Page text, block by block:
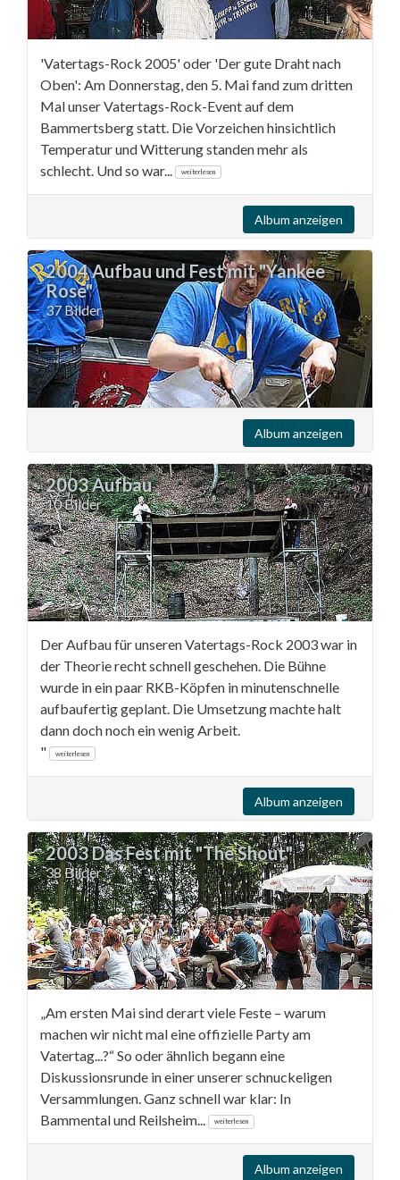
'Vatertags-Rock 2005' oder 'Der gute Draht nach
Oben': Am Donnerstag, den 5. Mai fand zum dritten
Mal unser Vatertags-Rock-Event auf dem
Bammertsberg statt. Die Vorzeichen hinsichtlich
Temperatur und Witterung standen mehr als
schlecht. Und so war...
weiterlesen
Album anzeigen
2004 Aufbau und Fest mit "Yankee
Rose"
37 Bilder
Album anzeigen
2003 Aufbau
10 Bilder
Der Aufbau für unseren Vatertags-Rock 2003 war in
der Theorie recht schnell geschehen. Die Bühne
wurde in ein paar RKB-Köpfen in minutenschnelle
aufbaufertig geplant. Die Umsetzung machte halt
dann doch noch ein wenig Arbeit.
"
weiterlesen
Album anzeigen
2003 Das Fest mit "The Shout"
38 Bilder
„Am ersten Mai sind derart viele Feste – warum
machen wir nicht mal eine offizielle Party am
Vatertag...?“ So oder ähnlich begann eine
Diskussionsrunde in einer unserer schnuckeligen
Versammlungen. Ganz schnell war klar: In
Bammental und Reilsheim...
weiterlesen
Album anzeigen